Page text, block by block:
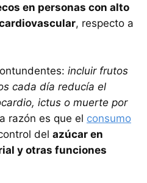
en personas con alto
, respecto a
incluir frutos
cada día reducía el
ictus o muerte por
razón es que el consumo
del azúcar en
y otras funciones